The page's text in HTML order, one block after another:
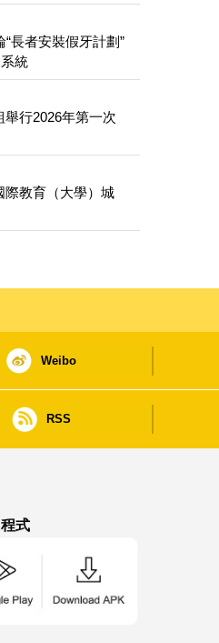
長者安裝假牙計劃”
統
行2026年第一次
際教育（大學）城
Weibo
RSS
式